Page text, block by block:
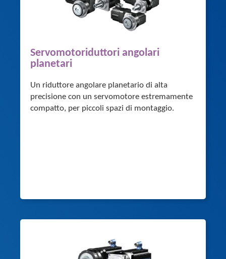
Servomotoriduttori angolari
planetari
Un riduttore angolare planetario di alta
precisione con un servomotore estremamente
compatto, per piccoli spazi di montaggio.